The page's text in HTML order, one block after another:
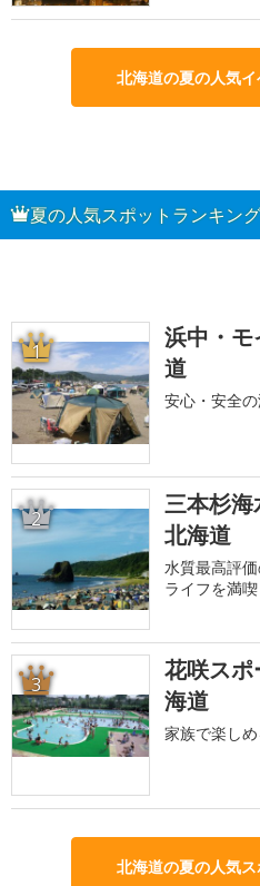
北海道の夏の人気
夏の人気スポットランキング
1
浜中・
道
安心・安全
2
三本杉海
北海道
水質最高評
ライフを満喫
3
花咲ス
海道
家族で楽し
北海道の夏の人気